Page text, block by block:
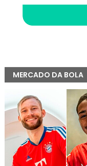
MERCADO DA BOLA